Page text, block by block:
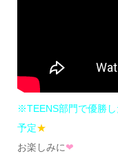
※TEENS部門で優勝
予定★
お楽しみに❤︎